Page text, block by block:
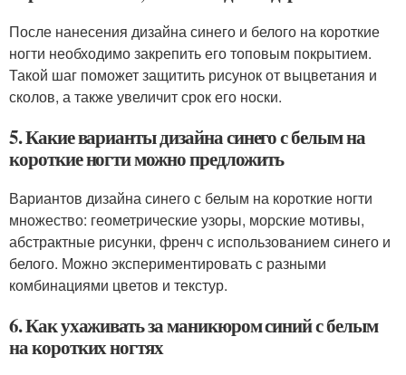
После нанесения дизайна синего и белого на короткие
ногти необходимо закрепить его топовым покрытием.
Такой шаг поможет защитить рисунок от выцветания и
сколов, а также увеличит срок его носки.
5. Какие варианты дизайна синего с белым на
короткие ногти можно предложить
Вариантов дизайна синего с белым на короткие ногти
множество: геометрические узоры, морские мотивы,
абстрактные рисунки, френч с использованием синего и
белого. Можно экспериментировать с разными
комбинациями цветов и текстур.
6. Как ухаживать за маникюром синий с белым
на коротких ногтях